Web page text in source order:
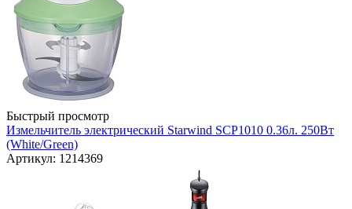
Быстрый просмотр
Измельчитель электрический Starwind SCP1010 0.36л. 250Вт
(White/Green)
Артикул: 1214369